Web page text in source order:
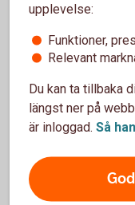
Funderar du på att
bolånet är ofta ett
Hantera ditt
Vill du binda ränta,
ändring?
upplevelse:
Funktioner,
Relevant
Du kan ta tillbaka
längst ner på
är inloggad. Så